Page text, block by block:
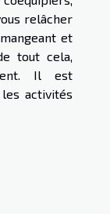
relâcher
et
tout cela,
Il est
activités